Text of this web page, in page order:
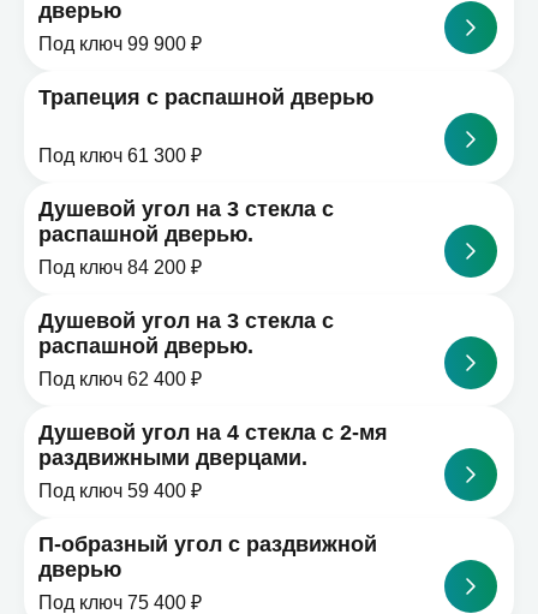
дверью
Под ключ 99 900 ₽
Трапеция с распашной дверью
Под ключ 61 300 ₽
Душевой угол на 3 стекла с
распашной дверью.
Под ключ 84 200 ₽
Душевой угол на 3 стекла с
распашной дверью.
Под ключ 62 400 ₽
Душевой угол на 4 стекла с 2-мя
раздвижными дверцами.
Под ключ 59 400 ₽
П-образный угол с раздвижной
дверью
Под ключ 75 400 ₽